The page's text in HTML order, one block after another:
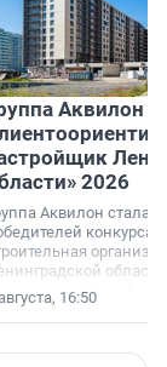
Аквилон
2026
Аквилон стала
конкурса
области
«Самый
16:50